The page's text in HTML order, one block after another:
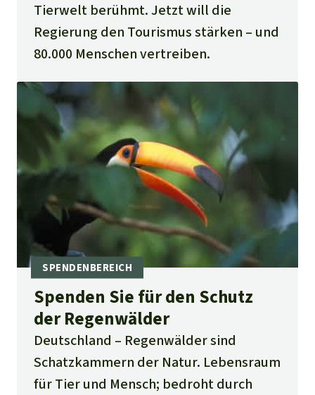
Tierwelt berühmt. Jetzt will die
Regierung den Tourismus stärken – und
80.000 Menschen vertreiben.
Spenden Sie für den Schutz
der Regenwälder
Deutschland
Regenwälder sind
Schatzkammern der Natur. Lebensraum
für Tier und Mensch; bedroht durch